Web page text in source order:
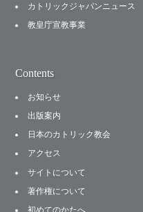
カトリックジャパンニュース
教皇庁宣教事業
Contents
お知らせ
出版案内
日本のカトリック教会
アクセス
サイトについて
著作権について
初めてのかたへ